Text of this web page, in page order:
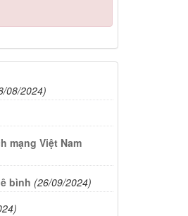
08/2024)
mạng Việt Nam
bình (26/09/2024)